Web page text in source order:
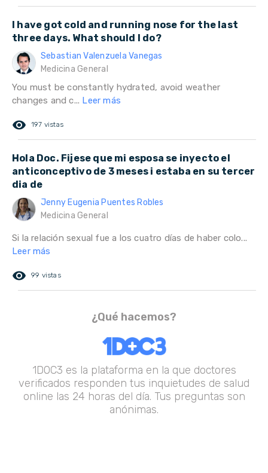
I have got cold and running nose for the last
three days. What should I do?
Sebastian Valenzuela Vanegas
Medicina General
You must be constantly hydrated, avoid weather
changes and c... Leer más
remove_red_eye 197 vistas
Hola Doc. Fijese que mi esposa se inyecto el
anticonceptivo de 3 meses i estaba en su tercer
dia de
Jenny Eugenia Puentes Robles
Medicina General
Si la relación sexual fue a los cuatro días de haber colo...
Leer más
remove_red_eye 99 vistas
¿Qué hacemos?
1DOC3 es la plataforma en la que doctores
verificados responden tus inquietudes de salud
online las 24 horas del día. Tus preguntas son
anónimas.